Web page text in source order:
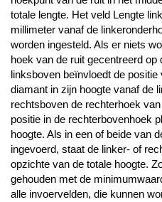
totale lengte. Het veld Lengte
millimeter vanaf de
worden ingesteld. Als er niets
hoek van de ruit gecentreerd op
linksboven beïnvloedt de
diamant in zijn hoogte vanaf de
rechtsboven de rechterhoek
positie in de rechterbovenhoek
hoogte. Als in een of beide van
ingevoerd, staat de linker- of
opzichte van de totale hoogte.
gehouden met de
alle invoervelden, die kunnen